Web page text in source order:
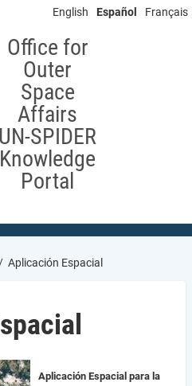
English Español Français
Office for
Outer
Space
Affairs
UN-SPIDER
Knowledge
Portal
Aplicación Espacial
Aplicación Espacial para la